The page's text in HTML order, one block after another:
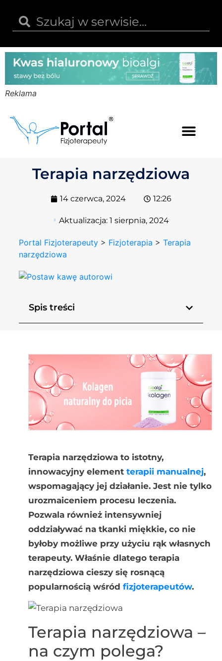
Reklama
Terapia narzędziowa
14 czerwca, 2024 12:26
Aktualizacja: 1 sierpnia, 2024
Portal Fizjoterapeuty > Fizjoterapia >Terapia
narzędziowa
Spis treści
Terapia narzędziowa to istotny,
innowacyjny element terapii manualnej,
wspomagający jej działanie. Jest nie tylko
urozmaiceniem procesu leczenia.
Pozwala również intensywniej
oddziaływać na tkanki miękkie, co nie
byłoby możliwe przy użyciu rąk własnych
terapeuty. Właśnie dlatego terapia
narzędziowa cieszy się rosnącą
popularnością wśród fizjoterapeutów.
Terapia narzędziowa –
na czym polega?